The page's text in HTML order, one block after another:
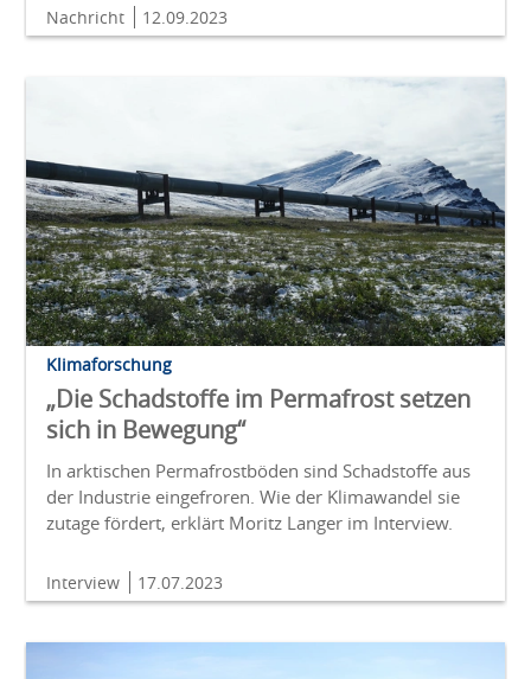
Nachricht 12.09.2023
Klimaforschung
„Die Schadstoffe im Permafrost setzen
sich in Bewegung“
In arktischen Permafrostböden sind Schadstoffe aus
der Industrie eingefroren. Wie der Klimawandel sie
zutage fördert, erklärt Moritz Langer im Interview.
Interview 17.07.2023